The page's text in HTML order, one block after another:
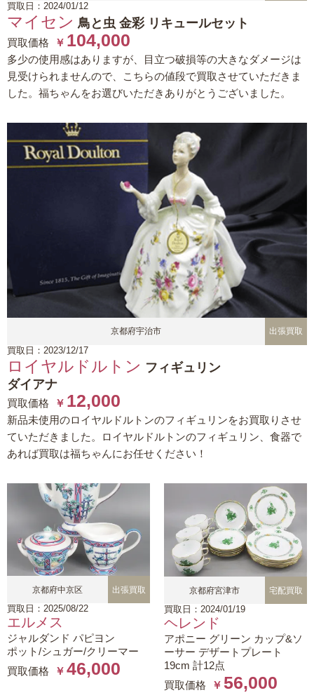
買取日：2024/01/12
マイセン 鳥と虫 金彩 リキュールセット
買取価格 ￥ 104,000
多少の使用感はありますが、目立つ破損等の大きなダメージは
見受けられませんので、こちらの値段で買取させていただきま
した。福ちゃんをお選びいただきありがとうございました。
京都府宇治市 出張買取
買取日：2023/12/17
ロイヤルドルトン フィギュリン
ダイアナ
買取価格 ￥ 12,000
新品未使用のロイヤルドルトンのフィギュリンをお買取りさせ
ていただきました。ロイヤルドルトンのフィギュリン、食器で
あれば買取は福ちゃんにお任せください！
京都府中京区 出張買取
買取日：2025/08/22
エルメス
ジャルダンド パピヨン
ポット/シュガー/クリーマー
買取価格
￥ 46,000
京都府宮津市 宅配買取
買取日：2024/01/19
ヘレンド
アポニー グリーン カップ&ソ
ーサー デザートプレート
19cm 計12点
買取価格
￥ 56,000